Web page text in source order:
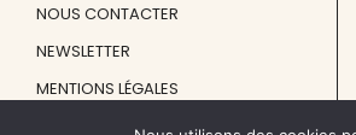
NOUS CONTACTER
NEWSLETTER
MENTIONS LÉGALES